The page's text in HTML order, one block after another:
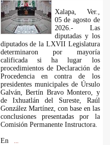
Xalapa, Ver.,
05 de agosto de
2026.- Las
diputadas y los
diputados de la LXVII Legislatura
determinaron por mayoría
calificada si ha lugar los
procedimientos de Declaración de
Procedencia en contra de los
presidentes municipales de Úrsulo
Galván, Bertín Bravo Montero, y
de Ixhuatlán del Sureste, Raúl
González Martínez, con base en las
conclusiones presentadas por la
Comisión Permanente Instructora.
En